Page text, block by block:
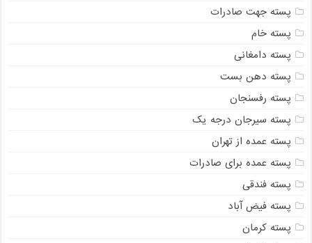
پسته جهت صادرات
پسته خام
پسته دامغانی
پسته دهن بست
پسته رفسنجان
پسته سیرجان درجه یک
پسته عمده از تهران
پسته عمده برای صادرات
پسته فندقی
پسته فیض آباد
پسته کرمان